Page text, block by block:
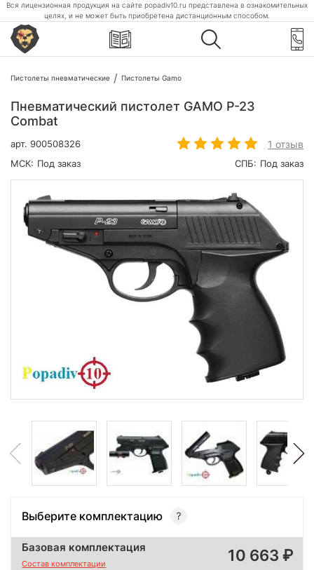
Вся лицензионная продукция на сайте popadiv10.ru представлена в ознакомительных
целях, и не может быть приобретена дистанционным способом.
Пистолеты пневматические Пистолеты Gamo
Пневматический пистолет GAMO P-23
Combat
арт. 900508326 1 отзыв
МСК: Под заказ СПБ: Под заказ
Выберите комплектацию
Базовая комплектация
Состав комплектации 10 663